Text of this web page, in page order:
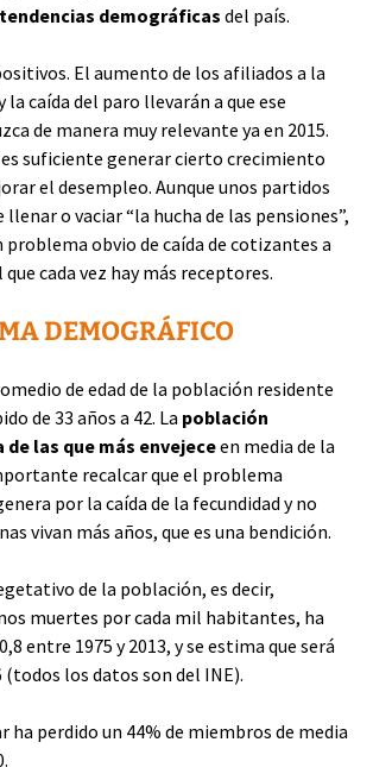
demográficas del país.
El aumento de los afiliados a la
la caída del paro llevarán a que ese
de manera muy relevante ya en 2015.
suficiente generar cierto crecimiento
el desempleo. Aunque unos partidos
llenar o vaciar “la hucha de las pensiones”,
obvio de caída de cotizantes a
cada vez hay más receptores.
DEMOGRÁFICO
de edad de la población residente
de 33 años a 42. La población
de las que más envejeceen media de la
recalcar que el problema
por la caída de la fecundidad y no
vivan más años, que es una bendición.
de la población, es decir,
muertes por cada mil habitantes, ha
entre 1975 y 2013, y se estima que será
(todos los datos son del INE).
ha perdido un 44% de miembros de media